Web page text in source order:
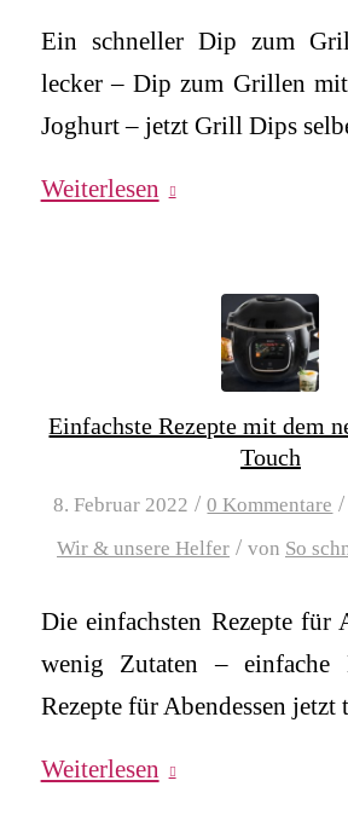
Ein schneller Dip zum
lecker – Dip zum Grillen
Joghurt – jetzt Grill Dips
Weiterlesen
Einfachste Rezepte mit dem
Touch
8. Februar 2022 / 0 Kommentare /
Wir & unsere Helfer / von So
Die einfachsten Rezepte für
wenig Zutaten – einfache
Rezepte für Abendessen jetzt
Weiterlesen